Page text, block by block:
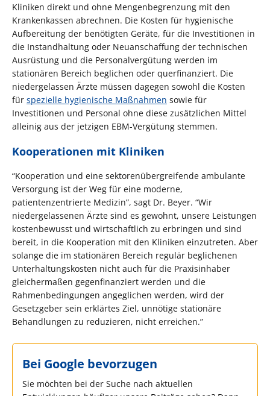
Kliniken direkt und ohne Mengenbegrenzung mit den
Krankenkassen abrechnen. Die Kosten für hygienische
Aufbereitung der benötigten Geräte, für die Investitionen in
die Instandhaltung oder Neuanschaffung der technischen
Ausrüstung und die Personalvergütung werden im
stationären Bereich beglichen oder querfinanziert. Die
niedergelassen Ärzte müssen dagegen sowohl die Kosten
für spezielle hygienische Maßnahmen sowie für
Investitionen und Personal ohne diese zusätzlichen Mittel
alleinig aus der jetzigen EBM-Vergütung stemmen.
Kooperationen mit Kliniken
“Kooperation und eine sektorenübergreifende ambulante
Versorgung ist der Weg für eine moderne,
patientenzentrierte Medizin”, sagt Dr. Beyer. “Wir
niedergelassenen Ärzte sind es gewohnt, unsere Leistungen
kostenbewusst und wirtschaftlich zu erbringen und sind
bereit, in die Kooperation mit den Kliniken einzutreten. Aber
solange die im stationären Bereich regulär beglichenen
Unterhaltungskosten nicht auch für die Praxisinhaber
gleichermaßen gegenfinanziert werden und die
Rahmenbedingungen angeglichen werden, wird der
Gesetzgeber sein erklärtes Ziel, unnötige stationäre
Behandlungen zu reduzieren, nicht erreichen.”
Bei Google bevorzugen
Sie möchten bei der Suche nach aktuellen